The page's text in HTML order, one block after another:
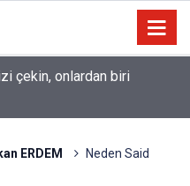
çekin, onlardan biri
ERDEM
Neden Said